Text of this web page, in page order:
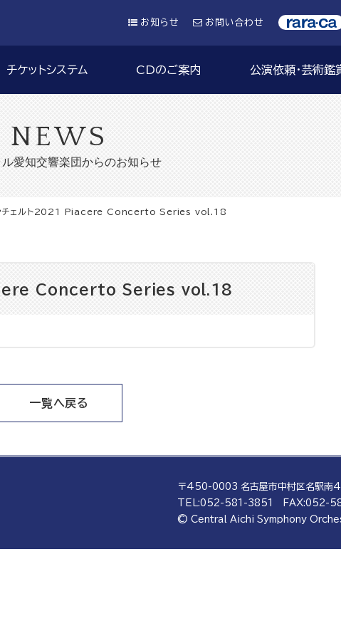
お知らせ お問い合わせ
チケットシステム CDのご案内 公演依頼・芸術鑑
NEWS
愛知交響楽団からのお知らせ
ンチェルト2021 Piacere Concerto Series vol.18
Concerto Series vol.18
一覧へ戻る
〒450-0003 名古屋市中村区名駅南
TEL:052-581-3851
FAX:052-
© Central Aichi Symphony